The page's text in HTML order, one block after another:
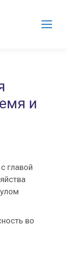
Search:
и
главой
во